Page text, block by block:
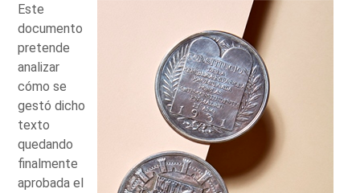
Este
documento
pretende
analizar
cómo se
gestó dicho
texto
quedando
finalmente
aprobada el